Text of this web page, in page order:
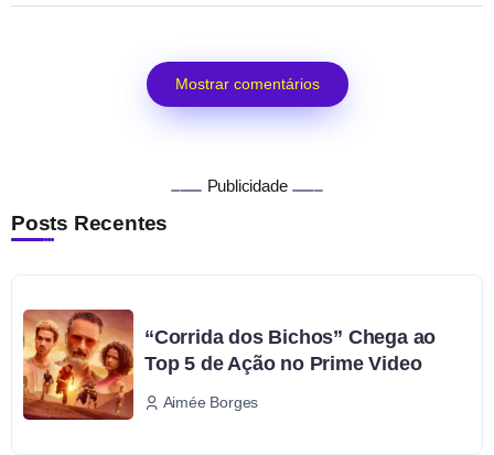
Mostrar comentários
Publicidade
Posts Recentes
“Corrida dos Bichos” Chega ao
Top 5 de Ação no Prime Video
Aimée Borges